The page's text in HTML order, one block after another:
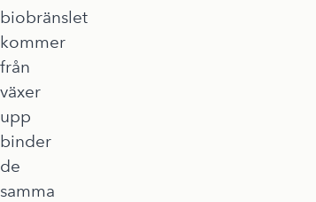
biobränslet
kommer
från
växer
upp
binder
de
samma